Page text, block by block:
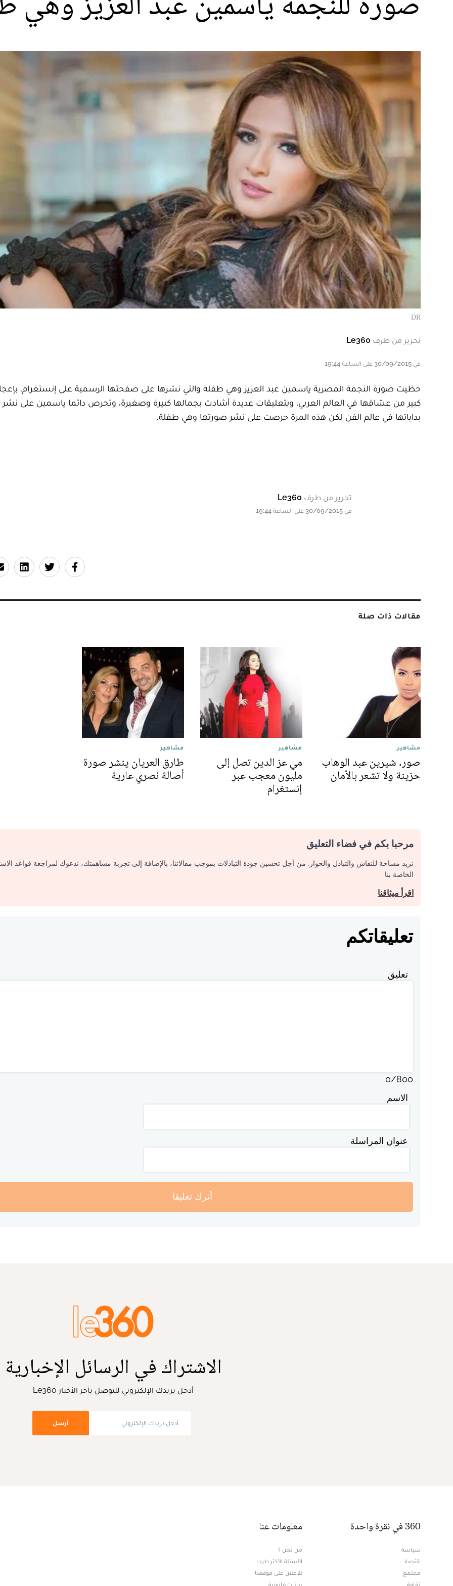
DR
تحرير من طرف Le360
في 30/09/2015 على الساعة 19:44
حظيت صورة النجمة المصرية ياسمين عبد العزيز وهي طفلة والتي نشرها على صفحتها الرسمية على إنستغرام،
كبير من عشاقها في العالم العربي، وبتعليقات عديدة أشادت بجمالها كبيرة وصغيرة، وتحرص دائما ياسمين على
بداياتها في عالم الفن لكن هذه المرة حرصت على نشر صورتها وهي طفلة.
تحرير من طرف Le360
في 30/09/2015 على الساعة 19:44
مقالات ذات صلة
مشاهير
صور. شيرين عبد الوهاب
حزينة ولا تشعر بالأمان
مشاهير
مي عز الدين تصل إلى
مليون معجب عبر
إنستغرام
مشاهير
طارق العريان ينشر صورة
أصالة نصري عارية
مرحبا بكم في فضاء التعليق
نريد مساحة للنقاش والتبادل والحوار. من أجل تحسين جودة التبادلات بموجب مقالاتنا، بالإضافة إلى تجربة مساهمتك، ندعوك لمراجعة قواعد
الخاصة بنا.
اقرأ ميثاقنا
تعليقاتكم
تعليق
0/800
الاسم
عنوان المراسلة
أترك تعليقا
الاشتراك في الرسائل الإخبارية
أدخل بريدك الإلكتروني للتوصل بآخر الأخبار Le360
أرسل
360 في نقرة واحدة
سياسة
اقتصاد
مجتمع
ثقافة
معلومات عنا
من نحن ؟
الأسئلة الأكثر طرحا
للإعلان على موقعنا
بيانات قانونية